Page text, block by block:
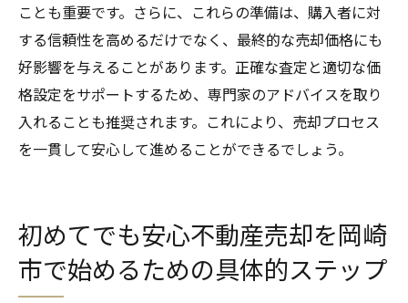
ことも重要です。さらに、これらの準備は、購入者に対
する信頼性を高めるだけでなく、最終的な売却価格にも
好影響を与えることがあります。正確な査定と適切な価
格設定をサポートするため、専門家のアドバイスを取り
入れることも推奨されます。これにより、売却プロセス
を一貫して安心して進めることができるでしょう。
初めてでも安心不動産売却を岡崎
市で始めるための具体的ステップ